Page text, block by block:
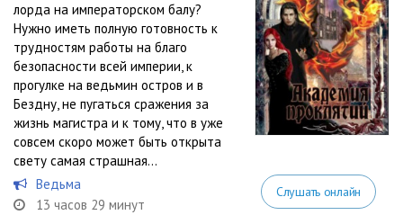
лорда на императорском балу?
Нужно иметь полную готовность к
трудностям работы на благо
безопасности всей империи, к
прогулке на ведьмин остров и в
Бездну, не пугаться сражения за
жизнь магистра и к тому, что в уже
совсем скоро может быть открыта
свету самая страшная...
Ведьма
13 часов 29 минут
Слушать онлайн